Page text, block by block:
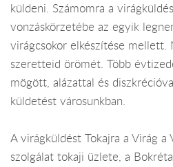
küldeni. Számomra a
vonzáskörzetébe az egyik
virágcsokor elkészítése mellett.
szeretteid örömét. Több
mögött, alázattal és
küldetést városunkban.
A virágküldést Tokajra a Virág a
szolgálat tokaji üzlete, a